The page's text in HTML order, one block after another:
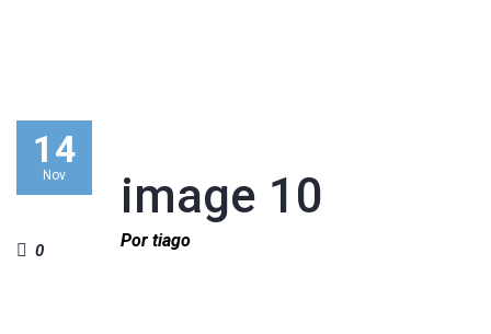
image 10
14
Nov
Por tiago
0